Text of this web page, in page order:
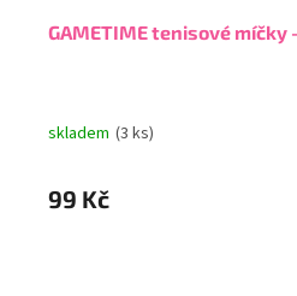
GAMETIME tenisové míčky
skladem (3 ks)
99 Kč